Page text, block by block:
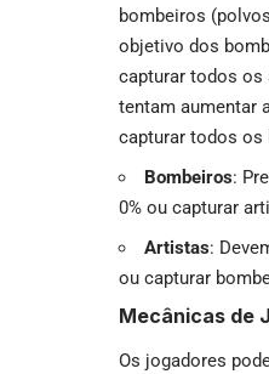
bombeiros
objetivo dos
capturar todos
tentam aumentar
capturar todos os
Bombeiros:
0% ou capturar
Artistas:
ou capturar
Mecânicas de
Os jogadores